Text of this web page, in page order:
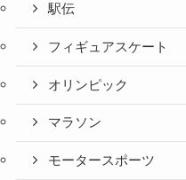
駅伝
フィギュアスケート
オリンピック
マラソン
モータースポーツ